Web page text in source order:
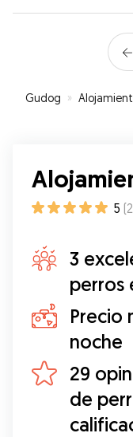
con ella .”
Gudog »
5 (
3
perros
Precio
noche
29
de